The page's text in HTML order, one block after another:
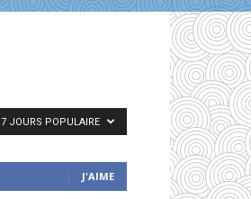
7 JOURS POPULAIRE
J'AIME